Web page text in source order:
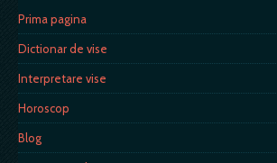
Prima pagina
Dictionar de vise
Interpretare vise
Horoscop
Blog